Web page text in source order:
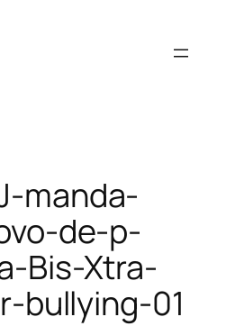
manda-
de-p-
Bis-Xtra-
bullying-01